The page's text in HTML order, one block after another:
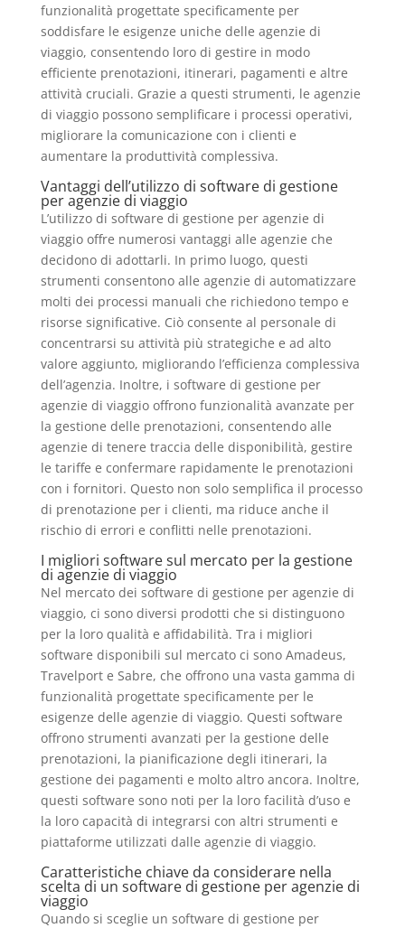
funzionalità progettate specificamente per
soddisfare le esigenze uniche delle agenzie di
viaggio, consentendo loro di gestire in modo
efficiente prenotazioni, itinerari, pagamenti e altre
attività cruciali. Grazie a questi strumenti, le agenzie
di viaggio possono semplificare i processi operativi,
migliorare la comunicazione con i clienti e
aumentare la produttività complessiva.
Vantaggi dell’utilizzo di software di gestione
per agenzie di viaggio
L’utilizzo di software di gestione per agenzie di
viaggio offre numerosi vantaggi alle agenzie che
decidono di adottarli. In primo luogo, questi
strumenti consentono alle agenzie di automatizzare
molti dei processi manuali che richiedono tempo e
risorse significative. Ciò consente al personale di
concentrarsi su attività più strategiche e ad alto
valore aggiunto, migliorando l’efficienza complessiva
dell’agenzia. Inoltre, i software di gestione per
agenzie di viaggio offrono funzionalità avanzate per
la gestione delle prenotazioni, consentendo alle
agenzie di tenere traccia delle disponibilità, gestire
le tariffe e confermare rapidamente le prenotazioni
con i fornitori. Questo non solo semplifica il processo
di prenotazione per i clienti, ma riduce anche il
rischio di errori e conflitti nelle prenotazioni.
I migliori software sul mercato per la gestione
di agenzie di viaggio
Nel mercato dei software di gestione per agenzie di
viaggio, ci sono diversi prodotti che si distinguono
per la loro qualità e affidabilità. Tra i migliori
software disponibili sul mercato ci sono Amadeus,
Travelport e Sabre, che offrono una vasta gamma di
funzionalità progettate specificamente per le
esigenze delle agenzie di viaggio. Questi software
offrono strumenti avanzati per la gestione delle
prenotazioni, la pianificazione degli itinerari, la
gestione dei pagamenti e molto altro ancora. Inoltre,
questi software sono noti per la loro facilità d’uso e
la loro capacità di integrarsi con altri strumenti e
piattaforme utilizzati dalle agenzie di viaggio.
Caratteristiche chiave da considerare nella
scelta di un software di gestione per agenzie di
viaggio
Quando si sceglie un software di gestione per